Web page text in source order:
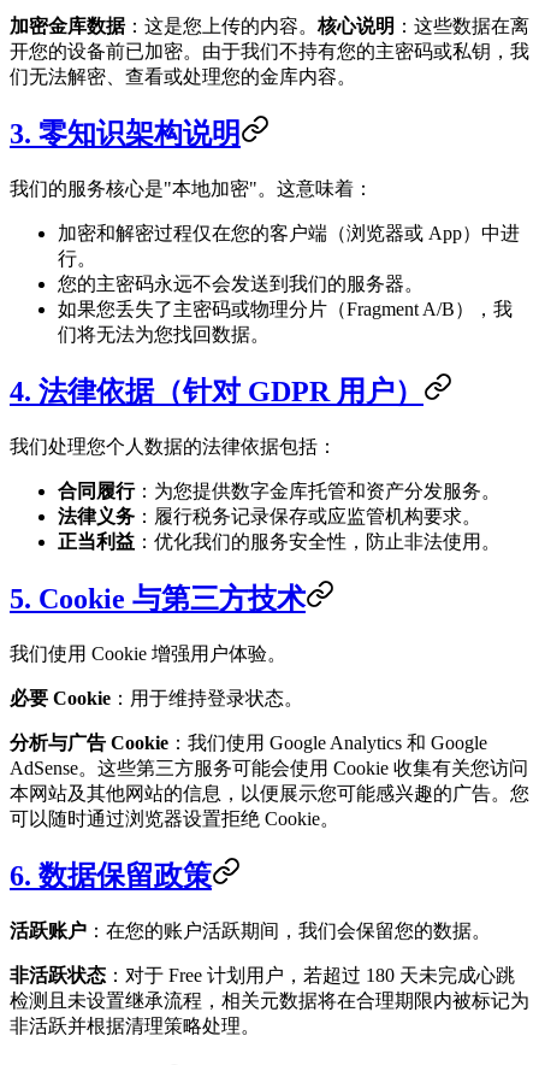
加密金库数据：这是您上传的内容。 核心说明 ：这些数据在离
开您的设备前已加密。由于我们不持有您的主密码或私钥，我
们无法解密、查看或处理您的金库内容。
3. 零知识架构说明
我们的服务核心是"本地加密"。这意味着：
加密和解密过程仅在您的客户端（浏览器或 App）中进
行。
您的主密码永远不会发送到我们的服务器。
如果您丢失了主密码或物理分片（Fragment A/B），我
们将无法为您找回数据。
4. 法律依据（针对 GDPR 用户）
我们处理您个人数据的法律依据包括：
合同履行：为您提供数字金库托管和资产分发服务。
法律义务 ：履行税务记录保存或应监管机构要求。
正当利益 ：优化我们的服务安全性，防止非法使用。
5. Cookie 与第三方技术
我们使用 Cookie 增强用户体验。
必要 Cookie ：用于维持登录状态。
分析与广告 Cookie ：我们使用 Google Analytics 和 Google
AdSense。这些第三方服务可能会使用 Cookie 收集有关您访问
本网站及其他网站的信息，以便展示您可能感兴趣的广告。您
可以随时通过浏览器设置拒绝 Cookie。
6. 数据保留政策
活跃账户 ：在您的账户活跃期间，我们会保留您的数据。
非活跃状态 ：对于 Free 计划用户，若超过 180 天未完成心跳
检测且未设置继承流程，相关元数据将在合理期限内被标记为
非活跃并根据清理策略处理。